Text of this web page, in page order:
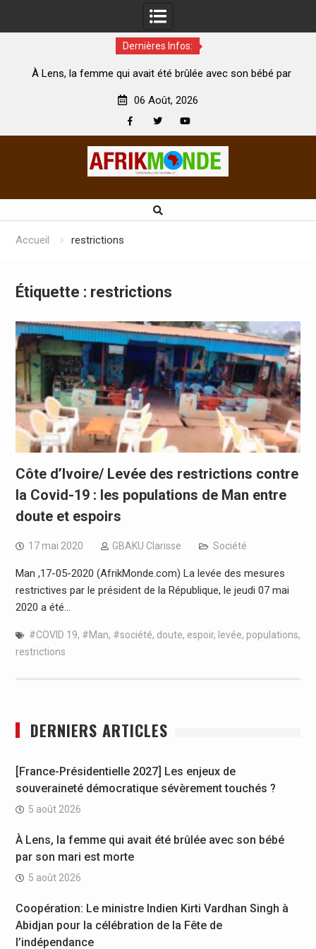
Dernières Infos:
À Lens, la femme qui avait été brûlée avec son bébé par
06 Août, 2026
Accueil restrictions
Étiquette : restrictions
Côte d’Ivoire/ Levée des restrictions contre
la Covid-19 : les populations de Man entre
doute et espoirs
17 mai 2020 GBAKU Clarisse Société
Man ,17-05-2020 (AfrikMonde.com) La levée des mesures
restrictives par le président de la République, le jeudi 07 mai
2020 a été…
#COVID 19, #Man, #société, doute, espoir, levée, populations,
restrictions
DERNIERS ARTICLES
[France-Présidentielle 2027] Les enjeux de
souveraineté démocratique sévèrement touchés ?
5 août 2026
À Lens, la femme qui avait été brûlée avec son bébé
par son mari est morte
5 août 2026
Coopération: Le ministre Indien Kirti Vardhan Singh à
Abidjan pour la célébration de la Fête de
l’indépendance